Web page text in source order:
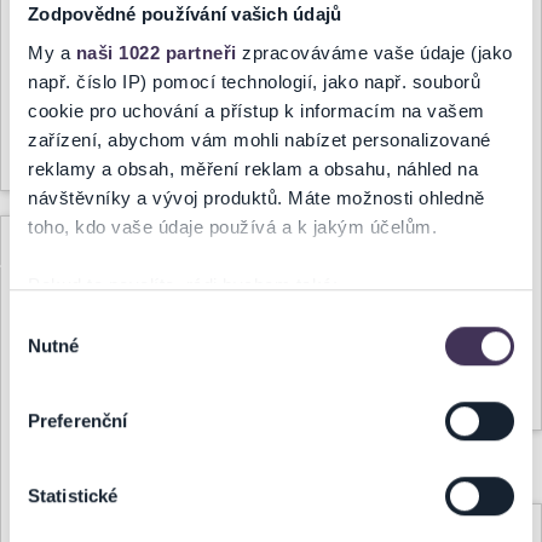
Zodpovědné používání vašich údajů
My a naši 1022 partneři zpracováváme vaše údaje (jako
např. číslo IP) pomocí technologií, jako např. souborů
cookie pro uchování a přístup k informacím na vašem
zařízení, abychom vám mohli nabízet personalizované
reklamy a obsah, měření reklam a obsahu, náhled na
návštěvníky a vývoj produktů. Máte možnosti ohledně
toho, kdo vaše údaje používá a k jakým účelům.
Pokud to povolíte, rádi bychom také:
které mohou být přesné na několik metrů
skenování pro konkrétní charakteristiky (otisk prstu)
Zjistěte více o tom, jak zpracováváme vaše osobní
Svůj souhlas můžete kdykoliv změnit nebo odvolat v
souhlasu
Nutné
Preferenční
Statistické
Milí fanoušci v Evropě...
Celý článek
ZMĚNA:
akce35. KYTAROVÝ
FESTIVAL BRNO 2026
v níže uvedených
termínech a v původním
dochází ke změně místa...
KŮŇ PÁTÝ
ELEMENT,
BOSKOVICE